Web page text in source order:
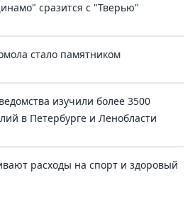
сразится с "Тверью"
стало памятником
изучили более 3500
в Петербурге и Ленобласти
расходы на спорт и здоровый